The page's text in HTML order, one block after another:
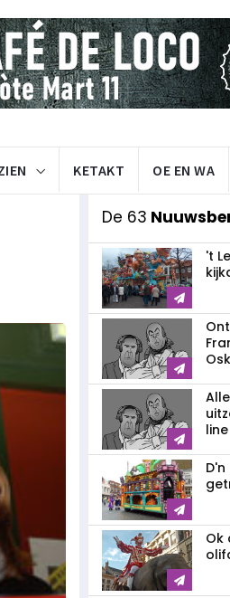
KETAKT OE EN WA
De 63
't
line
Ok